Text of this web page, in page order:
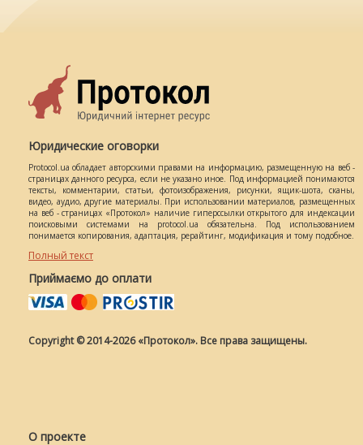
Юридические оговорки
Protocol.ua обладает авторскими правами на информацию, размещенную на веб -
страницах данного ресурса, если не указано иное. Под информацией понимаются
тексты, комментарии, статьи, фотоизображения, рисунки, ящик-шота, сканы,
видео, аудио, другие материалы. При использовании материалов, размещенных
на веб - страницах «Протокол» наличие гиперссылки открытого для индексации
поисковыми системами на protocol.ua обязательна. Под использованием
понимается копирования, адаптация, рерайтинг, модификация и тому подобное.
Полный текст
Приймаємо до оплати
Copyright © 2014-2026 «Протокол». Все права защищены.
О проекте